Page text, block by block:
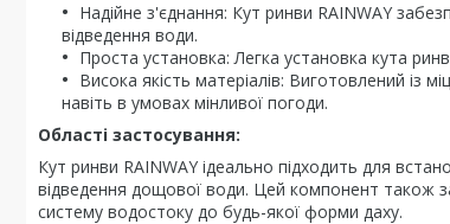
Надійне з'єднання: Кут ринви RAINWAY
відведення води.
Проста установка: Легка установка кута
Висока якість матеріалів: Виготовлений із
навіть в умовах мінливої погоди.
Області застосування:
Кут ринви RAINWAY ідеально підходить для
відведення дощової води. Цей компонент також
систему водостоку до будь-якої форми даху.